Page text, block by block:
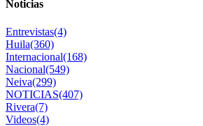
Noticias
Entrevistas(4)
Huila(360)
Internacional(168)
Nacional(549)
Neiva(299)
NOTICIAS(407)
Rivera(7)
Videos(4)